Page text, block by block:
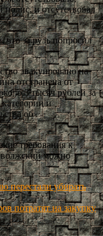
полис, и отсутствовал
что за руль попросил
эвакуировано на
отстранена от
3 тысяч рублей за
и
об
требования к
волжский можно
перестали убирать
потратят на закупку